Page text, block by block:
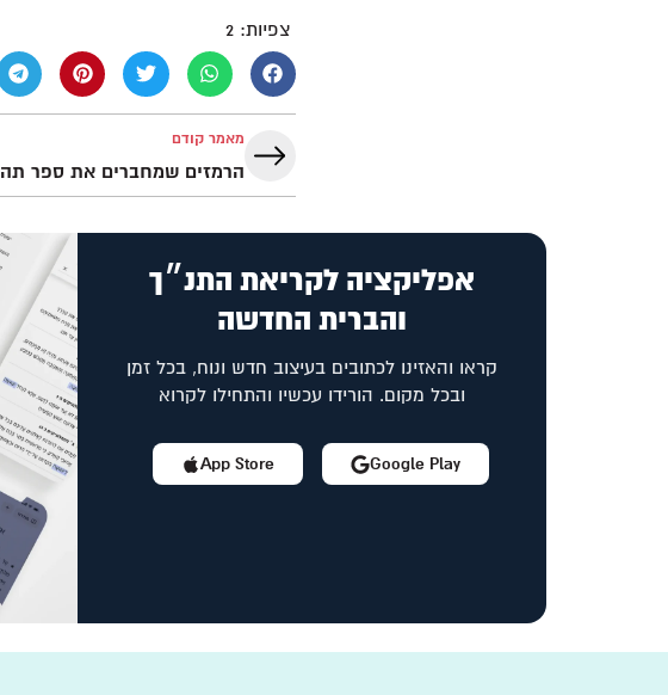
צפיות: 2
מאמר קודם
הרמזים שמחברים את ספר
אפליקציה לקריאת התנ״ך
והברית החדשה
קראו והאזינו לכתובים בעיצוב חדש ונוח, בכל זמן
ובכל מקום. הורידו עכשיו והתחילו לקרוא
App Store Google Play